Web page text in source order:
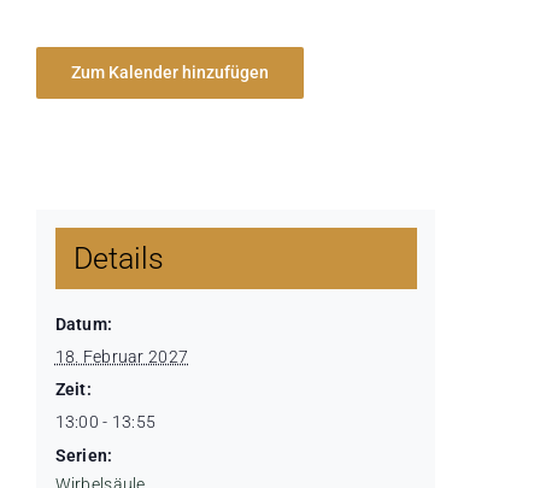
Zum Kalender hinzufügen
Details
Datum:
18. Februar 2027
Zeit:
13:00 - 13:55
Serien: